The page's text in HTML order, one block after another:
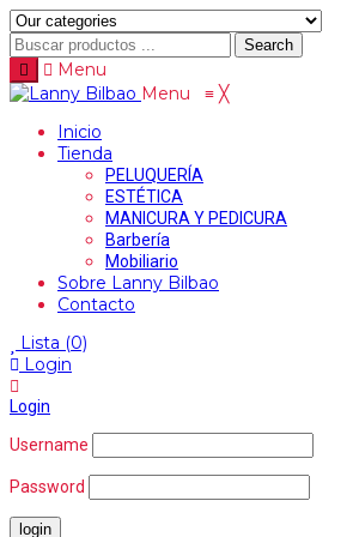
Search
Menu
Menu ≡ ╳
Inicio
Tienda
PELUQUERÍA
ESTÉTICA
MANICURA Y PEDICURA
Barbería
Mobiliario
Sobre Lanny Bilbao
Contacto
Lista (0)
Login
Login
Username
Password